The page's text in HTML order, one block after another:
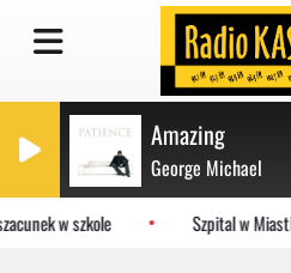
Amazing
George Michael
w szkole Szpital w